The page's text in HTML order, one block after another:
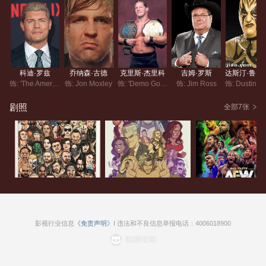
任公司副总裁。
5月至8月，AEW连续举办了四场按次付费赛事（PPV），分别
是《背水一战》（Double or Nothing）、《战火节庆》（Fyter
Fest）、《为逝者而战》（Fight for the Fallen）和《全面开
北京时间7月25日，AEW联合TNT电视台正式宣布，AEW周播
节目将于美国当地时间2019年10月2日在TNT电视台迎来首播。
9月20日，AEW官方通过推特正式确认该电视节目名为《炸
药》（Dynamite，原文未完整，推测是Dynamite）。
科迪·罗兹
饰: 'The American Nightmare' Cody
乔纳森·古德
饰: Jon Moxley
克里斯·杰里科
饰: 'Demo God' Chris Jericho
吉姆·罗斯
饰: Jim Ross
剧照 全部7张
影视行业信息 《免责声明》 I 违法和不良信息举报电话：4006018900